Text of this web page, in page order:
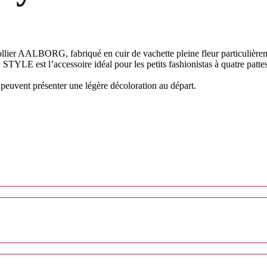
AALBORG, fabriqué en cuir de vachette pleine fleur
est l’accessoire idéal pour les petits fashionistas à quatre
présenter une légère décoloration au départ.